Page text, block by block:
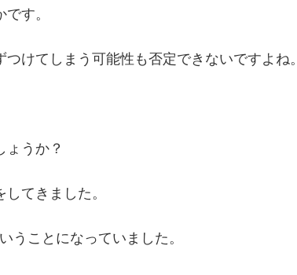
す。
けてしまう可能性も否定できないですよね。
ょうか？
てきました。
うことになっていました。